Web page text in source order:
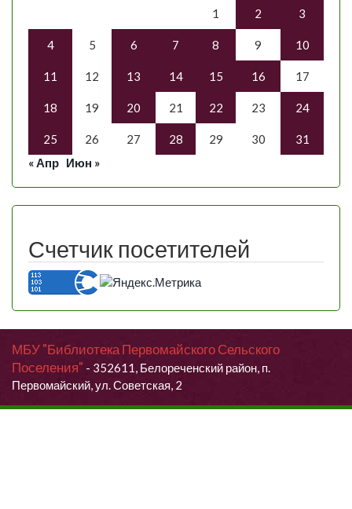
1 2 3
4 5 6 7 8 9 10
11 12 13 14 15 16 17
18 19 20 21 22 23 24
25 26 27 28 29 30
31
« Апр Июн »
Счетчик посетителей
МБУ "Библиотека Первомайского Сельского
Поселения" - 352611, Белореченский район, п.
Первомайский, ул. Советская, 2